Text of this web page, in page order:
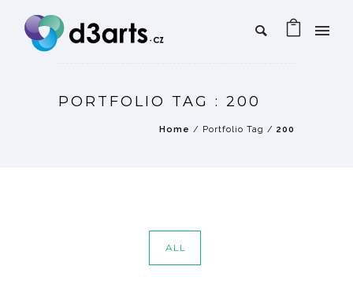
PORTFOLIO TAG : 200
Home / Portfolio Tag / 200
ALL